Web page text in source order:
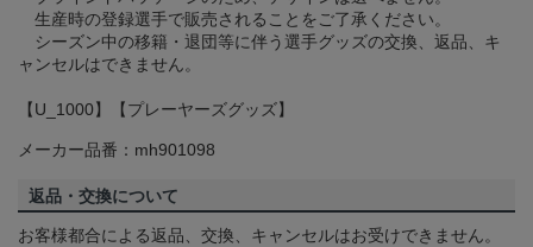
生産時の登録選手で販売されることをご了承ください。
シーズン中の移籍・退団等に伴う選手グッズの交換、返品、キ
ャンセルはできません。
【U_1000】【プレーヤーズグッズ】
メーカー品番：mh901098
返品・交換について
お客様都合による返品、交換、キャンセルはお受けできません。